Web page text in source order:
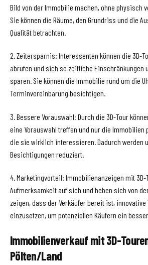
Bild von der Immobilie machen, ohne physisch
Sie können die Räume, den Grundriss und die
Qualität betrachten.
2. Zeitersparnis: Interessenten können die 3D-
abrufen und sich so zeitliche Einschränkungen
sparen. Sie können die Immobilie rund um die
Terminvereinbarung besichtigen.
3. Bessere Vorauswahl: Durch die 3D-Tour
eine Vorauswahl treffen und nur die
die sie wirklich interessieren. Dadurch werden
Besichtigungen reduziert.
4. Marketingvorteil: Immobilienanzeigen mit
Aufmerksamkeit auf sich und heben sich von
zeigen, dass der Verkäufer bereit ist, innovative
einzusetzen, um potenziellen Käufern ein
Immobilienverkauf mit 3D-
Pölten/Land